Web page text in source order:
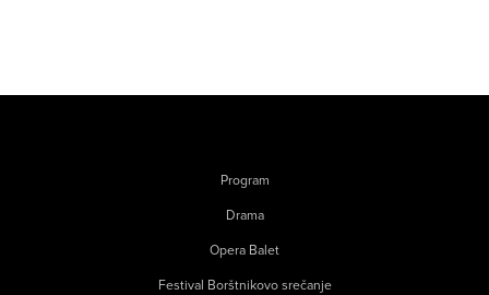
Program
Drama
Opera Balet
Festival Borštnikovo srečanje